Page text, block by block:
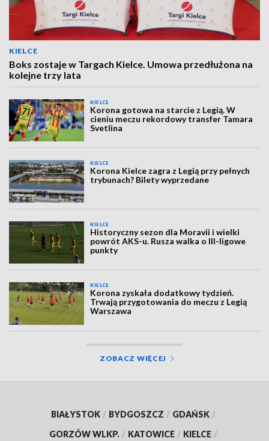
KIELCE
Boks zostaje w Targach Kielce. Umowa przedłużona na
kolejne trzy lata
KIELCE
Korona gotowa na starcie z Legią. W
cieniu meczu rekordowy transfer Tamara
Svetlina
KIELCE
Korona Kielce zagra z Legią przy pełnych
trybunach? Bilety wyprzedane
KIELCE
Historyczny sezon dla Moravii i wielki
powrót AKS-u. Rusza walka o III-ligowe
punkty
KIELCE
Korona zyskała dodatkowy tydzień.
Trwają przygotowania do meczu z Legią
Warszawa
ZOBACZ WIĘCEJ
BIAŁYSTOK / BYDGOSZCZ / GDAŃSK /
GORZÓW WLKP. / KATOWICE / KIELCE /